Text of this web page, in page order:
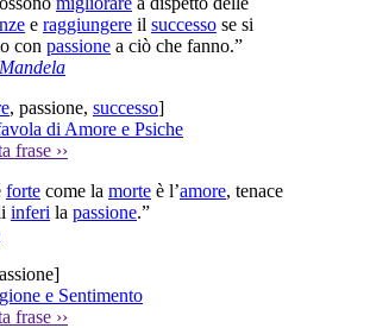
e raggiungere il successo se si
con passione a ciò che fanno.”
, passione, successo]
di Amore e Psiche
frase ››
forte come la morte è l’amore, tenace
inferi la passione.”
]
e Sentimento
frase ››